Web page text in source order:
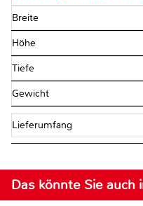
Breite
Höhe
Tiefe
Gewicht
Lieferumfang
Das könnte Sie auch